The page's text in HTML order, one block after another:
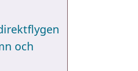
och